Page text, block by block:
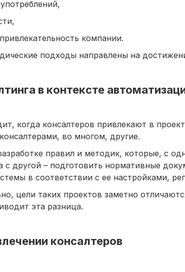
компании.
подходы направлены на
в контексте
когда консалтеров привлекают в
во многом, другие.
правил и методик, которые, с
с другой – подготовить нормативные
в соответствии с ее настройками,
цели таких проектов заметно
эта разница.
консалтеров